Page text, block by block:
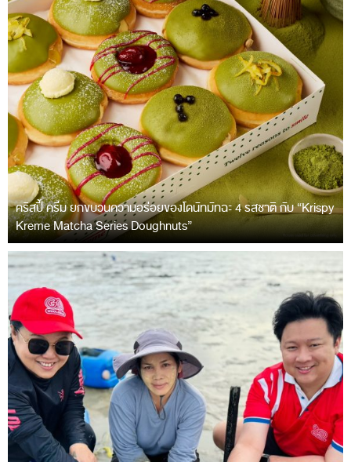
คริสปี้ ครีม ยกขบวนความอร่อยของโดนัทมัทฉะ 4 รสชาติ กับ “Krispy
Kreme Matcha Series Doughnuts”